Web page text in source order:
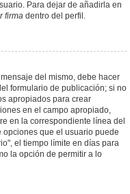
Para dejar de añadirla en
firma dentro del perfil.
del mismo, debe hacer
formulario de publicación; si no
apropiados para crear
en el campo apropiado,
en la correspondiente línea del
que el usuario puede
el tiempo límite en días para
la opción de permitir a lo